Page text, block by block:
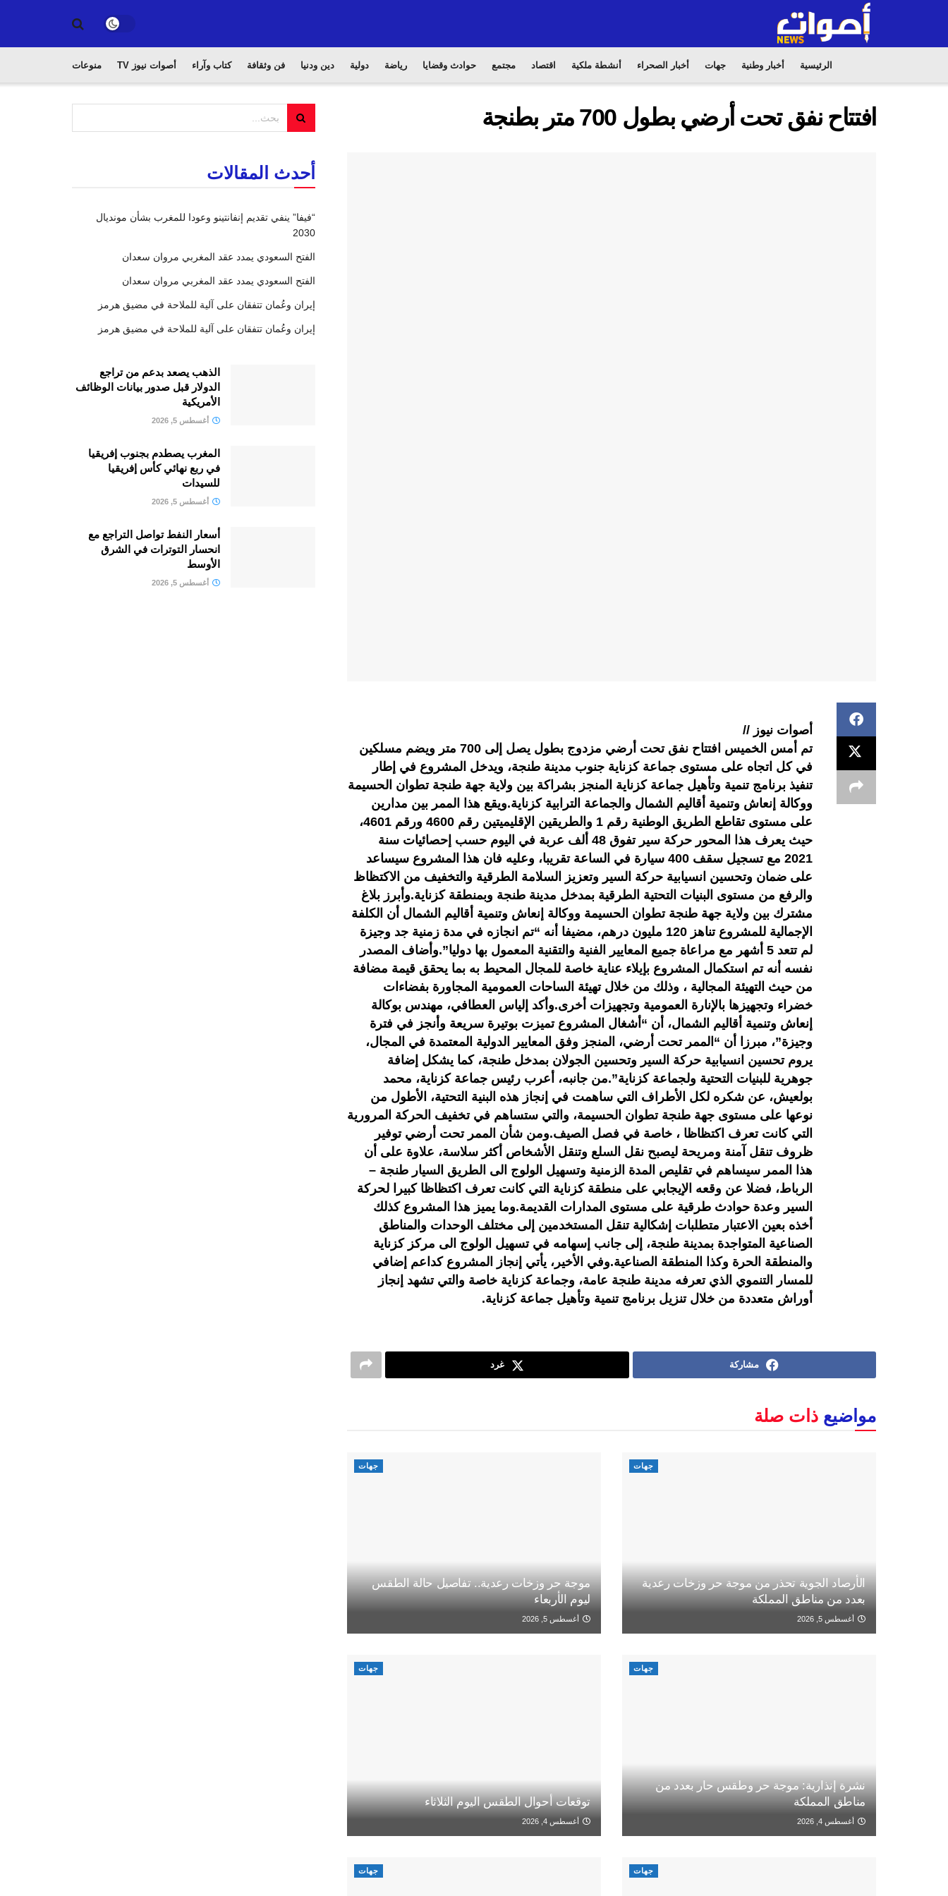
الرئيسية أخبار وطنية جهات أخبار الصحراء أنشطة ملكية اقتصاد مجتمع حوادث وقضايا رياضة دولية دين ودنيا فن وثقافة كتاب وآراء أصوات نيوز TV منوعات
افتتاح نفق تحت أرضي بطول 700 متر بطنجة
أصوات نيوز //
تم أمس الخميس افتتاح نفق تحت أرضي مزدوج بطول يصل إلى 700 متر ويضم مسلكين
في كل اتجاه على مستوى جماعة كزناية جنوب مدينة طنجة، ويدخل المشروع في إطار
تنفيذ برنامج تنمية وتأهيل جماعة كزناية المنجز بشراكة بين ولاية جهة طنجة تطوان الحسيمة
ووكالة إنعاش وتنمية أقاليم الشمال والجماعة الترابية كزناية.ويقع هذا الممر بين مدارين
على مستوى تقاطع الطريق الوطنية رقم 1 والطريقين الإقليميتين رقم 4600 ورقم 4601،
حيث يعرف هذا المحور حركة سير تفوق 48 ألف عربة في اليوم حسب إحصائيات سنة
2021 مع تسجيل سقف 400 سيارة في الساعة تقريبا، وعليه فان هذا المشروع سيساعد
على ضمان وتحسين انسيابية حركة السير وتعزيز السلامة الطرقية والتخفيف من الاكتظاظ
والرفع من مستوى البنيات التحتية الطرقية بمدخل مدينة طنجة وبمنطقة كزناية.وأبرز بلاغ
مشترك بين ولاية جهة طنجة تطوان الحسيمة ووكالة إنعاش وتنمية أقاليم الشمال أن الكلفة
الإجمالية للمشروع تناهز 120 مليون درهم، مضيفا أنه “تم انجازه في مدة زمنية جد وجيزة
لم تتعد 5 أشهر مع مراعاة جميع المعايير الفنية والتقنية المعمول بها دوليا”.وأضاف المصدر
نفسه أنه تم استكمال المشروع بإيلاء عناية خاصة للمجال المحيط به بما يحقق قيمة مضافة
من حيث التهيئة المجالية ، وذلك من خلال تهيئة الساحات العمومية المجاورة بفضاءات
خضراء وتجهيزها بالإنارة العمومية وتجهيزات أخرى.وأكد إلياس العطافي، مهندس بوكالة
إنعاش وتنمية أقاليم الشمال، أن “أشغال المشروع تميزت بوتيرة سريعة وأنجز في فترة
وجيزة”، مبرزا أن “الممر تحت أرضي، المنجز وفق المعايير الدولية المعتمدة في المجال،
يروم تحسين انسيابية حركة السير وتحسين الجولان بمدخل طنجة، كما يشكل إضافة
جوهرية للبنيات التحتية ولجماعة كزناية”.من جانبه، أعرب رئيس جماعة كزناية، محمد
بولعيش، عن شكره لكل الأطراف التي ساهمت في إنجاز هذه البنية التحتية، الأطول من
نوعها على مستوى جهة طنجة تطوان الحسيمة، والتي ستساهم في تخفيف الحركة المرورية
التي كانت تعرف اكتظاظا ، خاصة في فصل الصيف.ومن شأن الممر تحت أرضي توفير
ظروف تنقل آمنة ومريحة ليصبح نقل السلع وتنقل الأشخاص أكثر سلاسة، علاوة على أن
هذا الممر سيساهم في تقليص المدة الزمنية وتسهيل الولوج الى الطريق السيار طنجة –
الرباط، فضلا عن وقعه الإيجابي على منطقة كزناية التي كانت تعرف اكتظاظا كبيرا لحركة
السير وعدة حوادث طرقية على مستوى المدارات القديمة.وما يميز هذا المشروع كذلك
أخذه بعين الاعتبار متطلبات إشكالية تنقل المستخدمين إلى مختلف الوحدات والمناطق
الصناعية المتواجدة بمدينة طنجة، إلى جانب إسهامه في تسهيل الولوج الى مركز كزناية
والمنطقة الحرة وكذا المنطقة الصناعية.وفي الأخير، يأتي إنجاز المشروع كداعم إضافي
للمسار التنموي الذي تعرفه مدينة طنجة عامة، وجماعة كزناية خاصة والتي تشهد إنجاز
أوراش متعددة من خلال تنزيل برنامج تنمية وتأهيل جماعة كزناية.
مشاركة غرد
مواضيع ذات صلة
جهات
الأرصاد الجوية تحذر من موجة حر وزخات رعدية
بعدد من مناطق المملكة
أغسطس 5, 2026
جهات
موجة حر وزخات رعدية.. تفاصيل حالة الطقس
ليوم الأربعاء
أغسطس 5, 2026
جهات
نشرة إنذارية: موجة حر وطقس حار بعدد من
مناطق المملكة
أغسطس 4, 2026
جهات
توقعات أحوال الطقس اليوم الثلاثاء
أغسطس 4, 2026
جهات جهات
أحدث المقالات
“فيفا” ينفي تقديم إنفانتينو وعودا للمغرب بشأن مونديال
2030
الفتح السعودي يمدد عقد المغربي مروان سعدان
الفتح السعودي يمدد عقد المغربي مروان سعدان
إيران وعُمان تتفقان على آلية للملاحة في مضيق هرمز
إيران وعُمان تتفقان على آلية للملاحة في مضيق هرمز
الذهب يصعد بدعم من تراجع
الدولار قبل صدور بيانات الوظائف
الأمريكية
أغسطس 5, 2026
المغرب يصطدم بجنوب إفريقيا
في ربع نهائي كأس إفريقيا
للسيدات
أغسطس 5, 2026
أسعار النفط تواصل التراجع مع
انحسار التوترات في الشرق
الأوسط
أغسطس 5, 2026